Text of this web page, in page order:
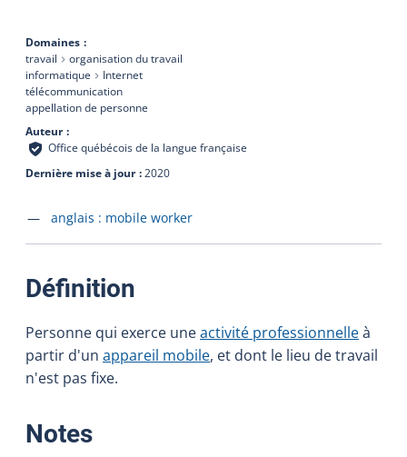
Domaines
travail
organisation du travail
informatique
Internet
télécommunication
appellation de personne
Auteur
Office québécois de la langue française
Dernière mise à jour 2020
Accéder à la fiche en
anglais : mobile worker
Définition
Personne qui exerce uneactivité professionnelleà
partir d'un appareil mobile, et dont le lieu de travail
n'est pas fixe.
Notes: